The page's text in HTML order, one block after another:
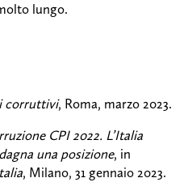
lungo.
corruttivi, Roma, marzo 2023.
CPI 2022. L’Italia
una posizione, in
, Milano, 31 gennaio 2023.